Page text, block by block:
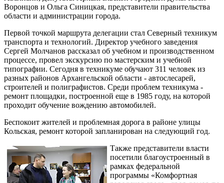
Воронцов и Ольга Синицкая, представители правительства
области и администрации города.
Первой точкой маршрута делегации стал Северный техникум
транспорта и технологий. Директор учебного заведения
Сергей Молчанов рассказал об учебном и производственном
процессе, провел экскурсию по мастерским и учебной
типографии. Сегодня в техникуме обучают 311 человек из
разных районов Архангельской области - автослесарей,
строителей и полиграфистов. Среди проблем техникума -
ремонт площадки, построенной еще в 1985 году, на которой
проходит обучение вождению автомобилей.
Беспокоит жителей и проблемная дорога в районе улицы
Кольская, ремонт которой запланирован на следующий год.
Также представители власти
посетили благоустроенный в
рамках федеральной
программы «Комфортная